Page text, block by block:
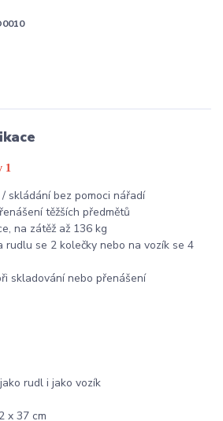
1
skládání bez pomoci nářadí
těžších předmětů
na zátěž až 136 kg
rudlu se 2 kolečky nebo na vozík se 4
skladování nebo přenášení
rudl i jako vozík
x 37 cm